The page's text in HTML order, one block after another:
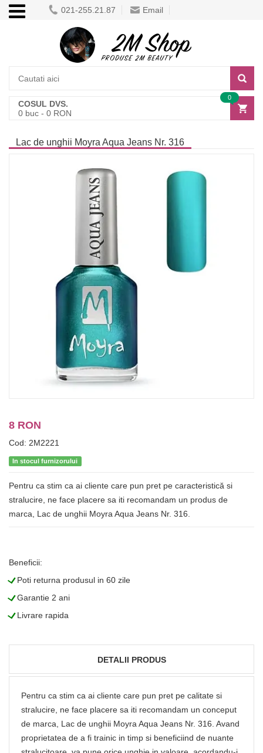
021-255.21.87 Email
COSUL DVS.
0 buc - 0 RON
0
Lac de unghii Moyra Aqua Jeans Nr. 316
8 RON
Cod: 2M2221
In stocul furnizorului
Pentru ca stim ca ai cliente care pun pret pe caracteristică si
stralucire, ne face placere sa iti recomandam un produs de
marca, Lac de unghii Moyra Aqua Jeans Nr. 316.
Beneficii:
LPoti returna produsul in 60 zile
LGarantie 2 ani
LLivrare rapida
DETALII PRODUS
Pentru ca stim ca ai cliente care pun pret pe calitate si
stralucire, ne face placere sa iti recomandam un conceput
de marca, Lac de unghii Moyra Aqua Jeans Nr. 316. Avand
proprietatea de a fi trainic in timp si beneficiind de nuante